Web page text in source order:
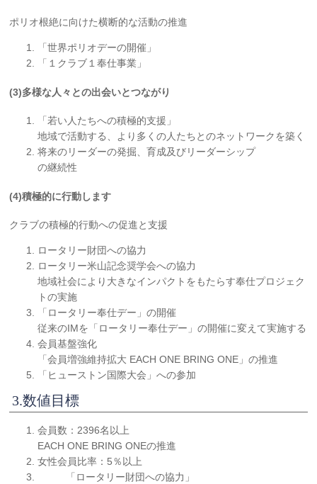
ポリオ根絶に向けた横断的な活動の推進
「世界ポリオデーの開催」
「１クラブ１奉仕事業」
(3)多様な人々との出会いとつながり
「若い人たちへの積極的支援」
地域で活動する、より多くの人たちとのネットワークを築く
将来のリーダーの発掘、育成及びリーダーシップ
の継続性
(4)積極的に行動します
クラブの積極的行動への促進と支援
ロータリー財団への協力
ロータリー米山記念奨学会への協力
地域社会により大きなインパクトをもたらす奉仕プロジェク
トの実施
「ロータリー奉仕デー」の開催
従来のIMを「ロータリー奉仕デー」の開催に変えて実施する
会員基盤強化
「会員増強維持拡大 EACH ONE BRING ONE」の推進
「ヒューストン国際大会」への参加
3.数値目標
会員数：2396名以上
EACH ONE BRING ONEの推進
女性会員比率：5％以上
「ロータリー財団への協力」